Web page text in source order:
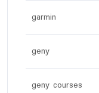
garmin
geny
geny courses